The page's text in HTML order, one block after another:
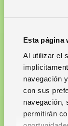
Esta página
Al utilizar el
navegación
con sus
navegación,
permitirán